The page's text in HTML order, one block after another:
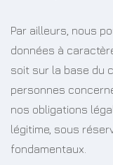
Par ailleurs, nous
données à
soit sur la base du
personnes
nos obligations
légitime, sous
fondamentaux.